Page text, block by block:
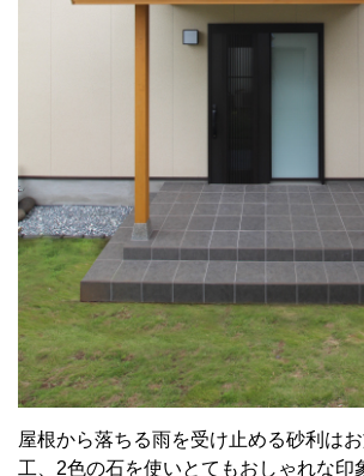
屋根から落ちる雨を受け止める砂利はお
工、2色の石を使いとてもおしゃれな印
雨の日も雨が砂利に落ちてたてる風情
とができますね。